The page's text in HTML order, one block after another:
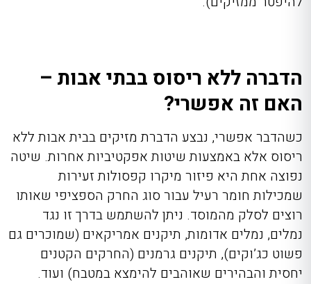
הדברה ללא ריסוס בבתי אבות –
האם זה אפשרי?
כשהדבר אפשרי, נבצע הדברת מזיקים בבית אבות ללא
ריסוס אלא באמצעות שיטות אפקטיביות אחרות. שיטה
נפוצה אחת היא פיזור מיקרו קפסולות זעירות
שמכילות חומר רעיל עבור סוג החרק הספציפי שאותו
רוצים לסלק מהמוסד. ניתן להשתמש בדרך זו נגד
נמלים, נמלים אדומות, תיקנים אמריקאים (שמוכרים גם
פשוט כג’וקים), תיקנים גרמנים (החרקים הקטנים
יחסית והבהירים שאוהבים להימצא במטבח) ועוד.